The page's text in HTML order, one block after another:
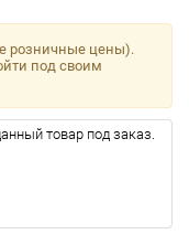
розничные цены).
под своим
товар под заказ.